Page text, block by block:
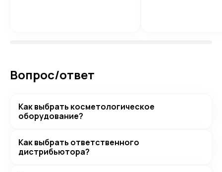
Вопрос/ответ
Как выбрать косметологическое
оборудование?
Как выбрать ответственного
дистрибьютора?